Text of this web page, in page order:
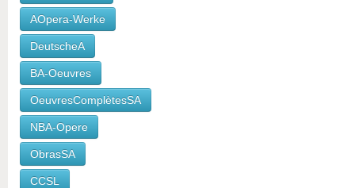
AOpera-Werke
DeutscheA
BA-Oeuvres
OeuvresComplètesSA
NBA-Opere
ObrasSA
CCSL